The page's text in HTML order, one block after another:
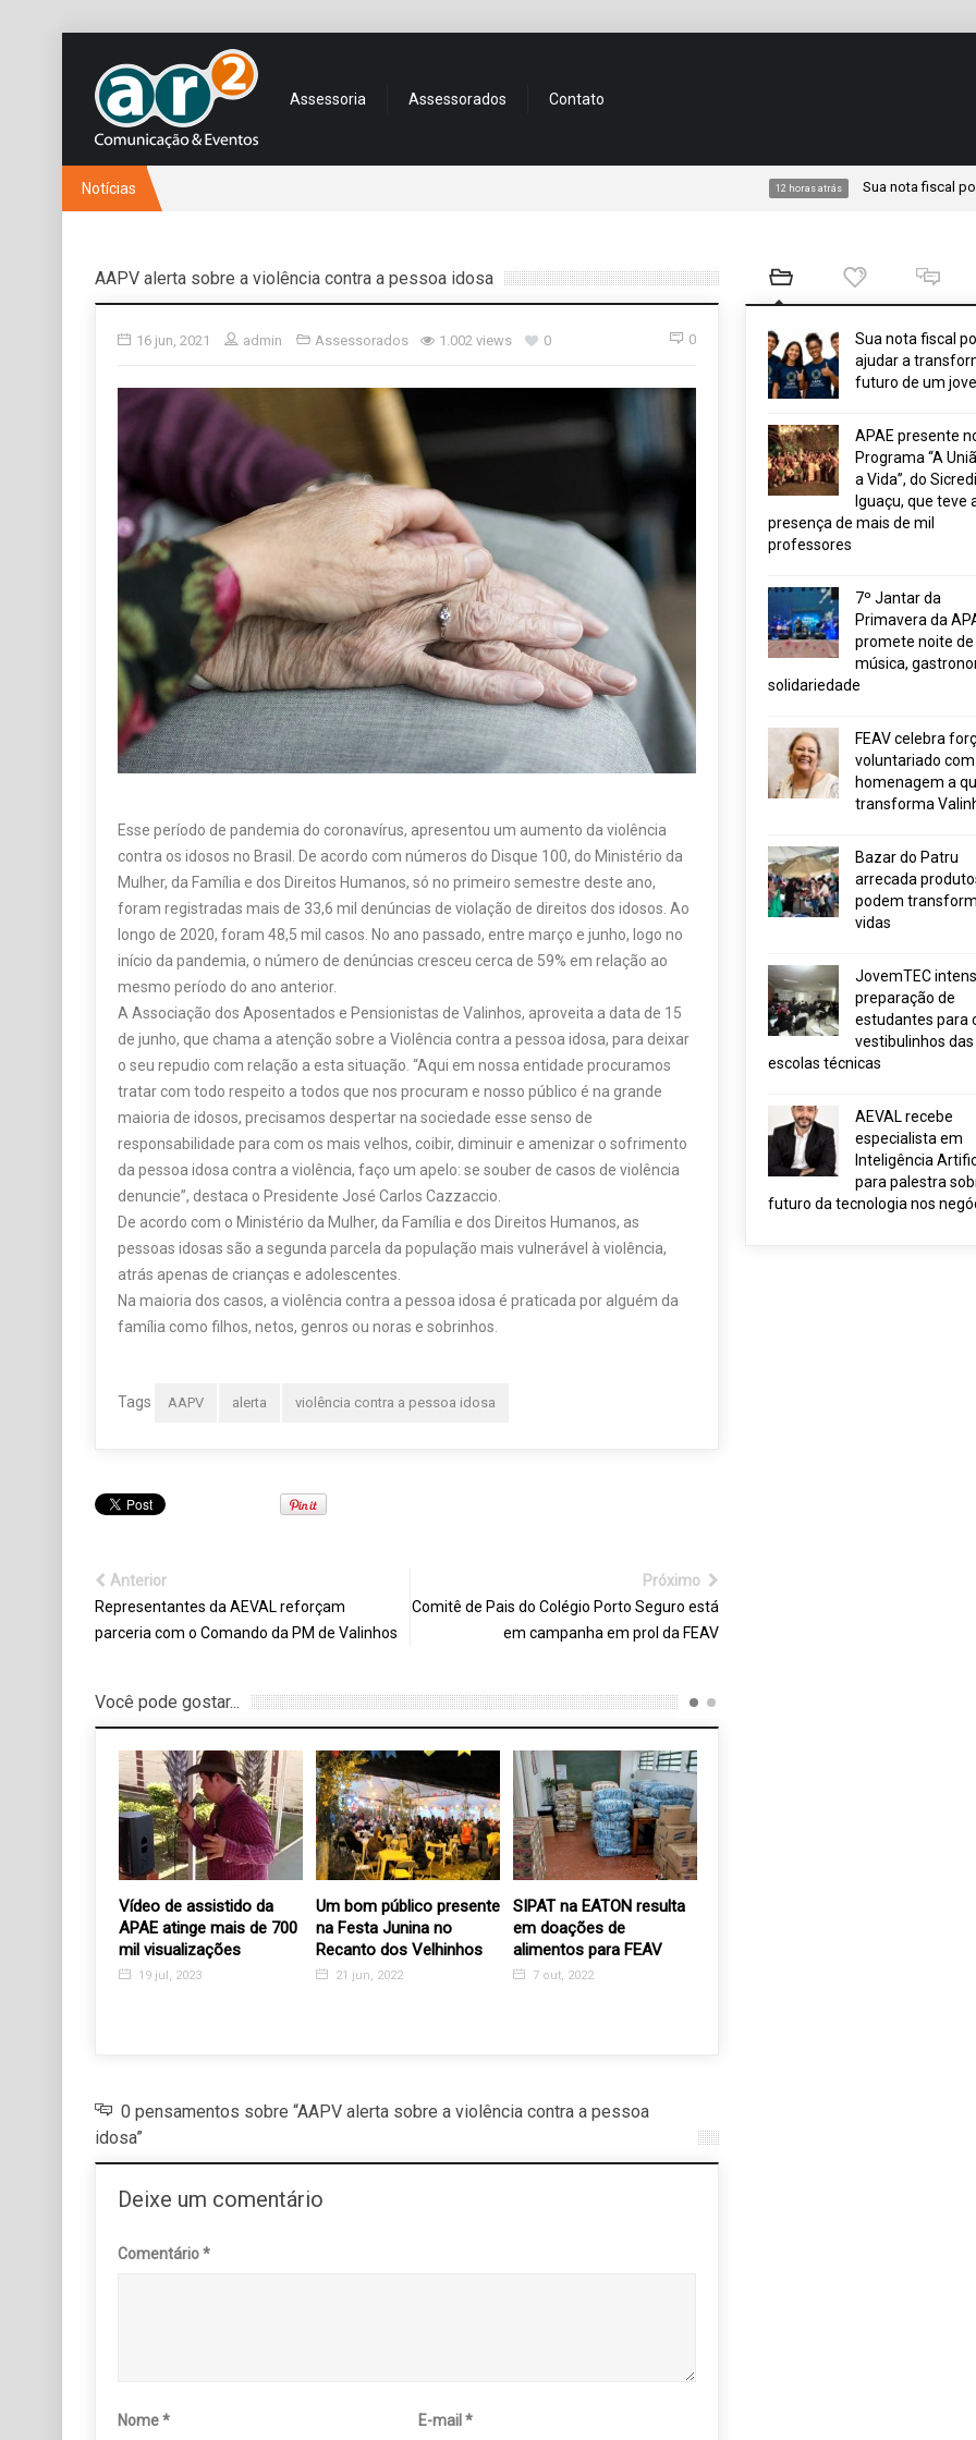
Assessoria Assessorados Contato
Notícias Sua nota fiscal pode ajudar
AAPV alerta sobre a violência contra a pessoa idosa
16 jun, 2021 admin Assessorados 1.002 views 0 0
Esse período de pandemia do coronavírus, apresentou um aumento da violência
contra os idosos no Brasil. De acordo com números do Disque 100, do Ministério da
Mulher, da Família e dos Direitos Humanos, só no primeiro semestre deste ano,
foram registradas mais de 33,6 mil denúncias de violação de direitos dos idosos. Ao
longo de 2020, foram 48,5 mil casos. No ano passado, entre março e junho, logo no
início da pandemia, o número de denúncias cresceu cerca de 59% em relação ao
mesmo período do ano anterior.
A Associação dos Aposentados e Pensionistas de Valinhos, aproveita a data de 15
de junho, que chama a atenção sobre a Violência contra a pessoa idosa, para deixar
o seu repudio com relação a esta situação. “Aqui em nossa entidade procuramos
tratar com todo respeito a todos que nos procuram e nosso público é na grande
maioria de idosos, precisamos despertar na sociedade esse senso de
responsabilidade para com os mais velhos, coibir, diminuir e amenizar o sofrimento
da pessoa idosa contra a violência, faço um apelo: se souber de casos de violência
denuncie”, destaca o Presidente José Carlos Cazzaccio.
De acordo com o Ministério da Mulher, da Família e dos Direitos Humanos, as
pessoas idosas são a segunda parcela da população mais vulnerável à violência,
atrás apenas de crianças e adolescentes.
Na maioria dos casos, a violência contra a pessoa idosa é praticada por alguém da
família como filhos, netos, genros ou noras e sobrinhos.
Tags AAPV alerta violência contra a pessoa idosa
Anterior
Representantes da AEVAL reforçam
parceria com o Comando da PM de Valinhos
Próximo
Comitê de Pais do Colégio Porto Seguro está
em campanha em prol da FEAV
Você pode gostar...
Vídeo de assistido da
APAE atinge mais de 700
mil visualizações
19 jul, 2023
Um bom público presente
na Festa Junina no
Recanto dos Velhinhos
21 jun, 2022
SIPAT na EATON resulta
em doações de
alimentos para FEAV
7 out, 2022
0 pensamentos sobre “AAPV alerta sobre a violência contra a pessoa
idosa”
Deixe um comentário
Comentário*
Nome* E-mail*
Sua nota fiscal
ajudar a
futuro de um
APAE presente
Programa “A
a Vida”, do Sicredi
Iguaçu, que teve
presença de mais de mil
professores
7º Jantar da
Primavera da
promete noite de
música,
solidariedade
FEAV celebra
voluntariado com
homenagem a
transforma
Bazar do Patru
arrecada
podem
vidas
JovemTEC
preparação de
estudantes para
vestibulinhos das
escolas técnicas
AEVAL recebe
especialista em
Inteligência
para palestra
futuro da tecnologia nos